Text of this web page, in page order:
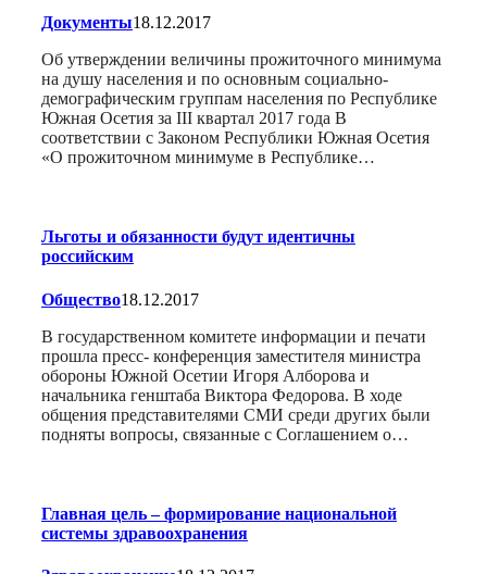
Документы18.12.2017
Об утверждении величины прожиточного минимума
на душу населения и по основным социально-
демографическим группам населения по Республике
Южная Осетия за III квартал 2017 года В
соответствии с Законом Республики Южная Осетия
«О прожиточном минимуме в Республике…
Льготы и обязанности будут идентичны
российским
Общество18.12.2017
В государственном комитете информации и печати
прошла пресс- конференция заместителя министра
обороны Южной Осетии Игоря Алборова и
начальника генштаба Виктора Федорова. В ходе
общения представителями СМИ среди других были
подняты вопросы, связанные с Соглашением о…
Главная цель – формирование национальной
системы здравоохранения